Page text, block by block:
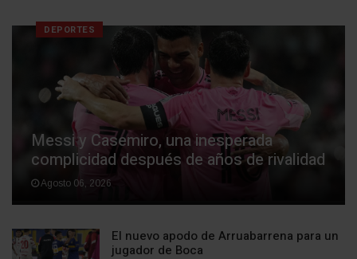
DEPORTES
Messi y Casemiro, una inesperada
complicidad después de años de rivalidad
Agosto 06, 2026
El nuevo apodo de Arruabarrena para un
jugador de Boca